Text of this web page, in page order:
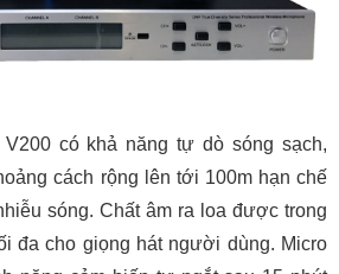
có khả năng tự dò sóng sạch,
cách rộng lên tới 100m hạn chế
sóng. Chất âm ra loa được trong
đa cho giọng hát người dùng. Micro